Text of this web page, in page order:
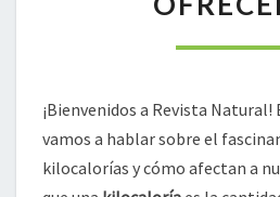
¡Bienvenidos a Revista
vamos a hablar sobre el
kilocalorías y cómo afectan a